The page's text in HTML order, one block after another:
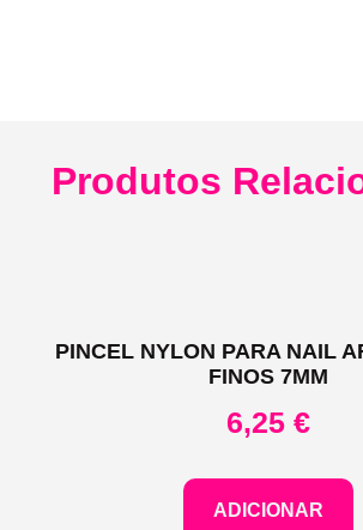
Produtos
PINCEL NYLON PARA NAIL
FINOS 7MM
6,25 €
ADICIONAR